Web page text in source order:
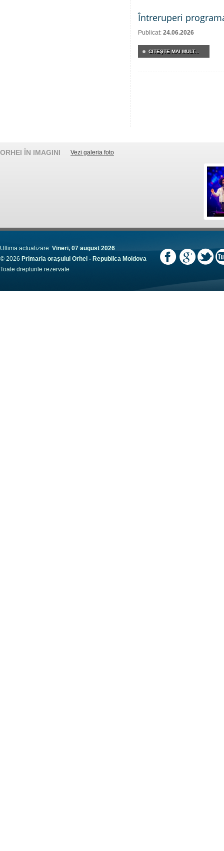
Întreruperi
Publicat: 24.06.2026
CITEŞTE MAI MULT...
ORHEI ÎN IMAGINI Vezi galeria foto
Ultima actualizare: Vineri, 07 august 2026
© 2026 Primaria orașului Orhei - Republica Moldova
Toate drepturile rezervate